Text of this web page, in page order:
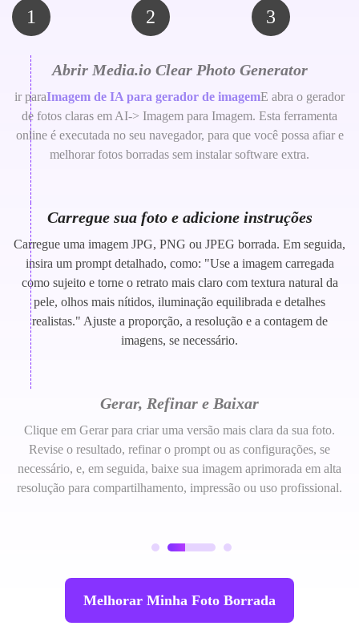
1 2 3
Abrir Media.io Clear Photo Generator
ir paraImagem de IA para gerador de imagemE abra o gerador
de fotos claras em AI-> Imagem para Imagem. Esta ferramenta
online é executada no seu navegador, para que você possa afiar e
melhorar fotos borradas sem instalar software extra.
Carregue sua foto e adicione instruções
Carregue uma imagem JPG, PNG ou JPEG borrada. Em seguida,
insira um prompt detalhado, como: "Use a imagem carregada
como sujeito e torne o retrato mais claro com textura natural da
pele, olhos mais nítidos, iluminação equilibrada e detalhes
realistas." Ajuste a proporção, a resolução e a contagem de
imagens, se necessário.
Gerar, Refinar e Baixar
Clique em Gerar para criar uma versão mais clara da sua foto.
Revise o resultado, refinar o prompt ou as configurações, se
necessário, e, em seguida, baixe sua imagem aprimorada em alta
resolução para compartilhamento, impressão ou uso profissional.
Melhorar Minha Foto Borrada